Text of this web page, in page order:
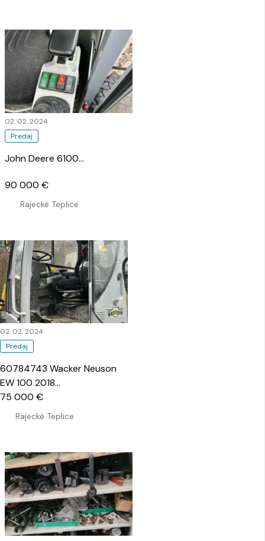
Predaj
02. 02. 2024
John Deere 6100…
Rajecké Teplice
90 000 €
Predaj
02. 02. 2024
60784743 Wacker Neuson
EW 100 2018…
Rajecké Teplice
75 000 €